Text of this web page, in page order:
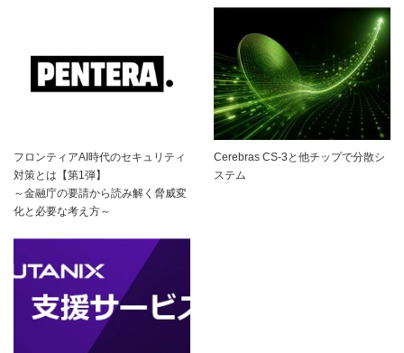
フロンティアAI時代のセキュリティ
対策とは【第1弾】
～金融庁の要請から読み解く脅威変
化と必要な考え方～
Cerebras CS-3と他チップで分散シ
ステム